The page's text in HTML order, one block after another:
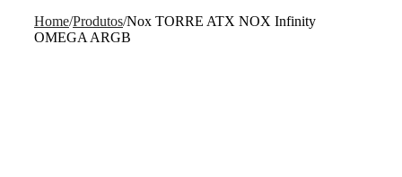
Home/Produtos/Nox TORRE ATX NOX Infinity
OMEGA ARGB